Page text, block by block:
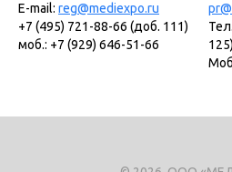
E-mail: reg@mediexpo.ru
+7 (495) 721-88-66 (доб. 111)
моб.: +7 (929) 646-51-66
125)